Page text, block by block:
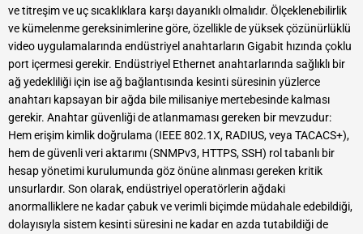
ve titreşim ve uç sıcaklıklara karşı dayanıklı olmalıdır. Ölçeklenebilirlik
ve kümelenme gereksinimlerine göre, özellikle de yüksek çözünürlüklü
video uygulamalarında endüstriyel anahtarların Gigabit hızında çoklu
port içermesi gerekir. Endüstriyel Ethernet anahtarlarında sağlıklı bir
ağ yedekliliği için ise ağ bağlantısında kesinti süresinin yüzlerce
anahtarı kapsayan bir ağda bile milisaniye mertebesinde kalması
gerekir. Anahtar güvenliği de atlanmaması gereken bir mevzudur:
Hem erişim kimlik doğrulama (IEEE 802.1X, RADIUS, veya TACACS+),
hem de güvenli veri aktarımı (SNMPv3, HTTPS, SSH) rol tabanlı bir
hesap yönetimi kurulumunda göz önüne alınması gereken kritik
unsurlardır. Son olarak, endüstriyel operatörlerin ağdaki
anormalliklere ne kadar çabuk ve verimli biçimde müdahale edebildiği,
dolayısıyla sistem kesinti süresini ne kadar en azda tutabildiği de